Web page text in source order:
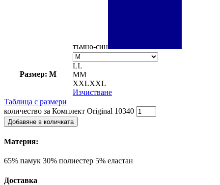
тъмно-син
Размер: M
LL
MM
XXLXXL
Изчистване
Таблица с размери
количество за Комплект Original 10340
Добавяне в количката
Материя:
65% памук 30% полиестер 5% еластан
Доставка